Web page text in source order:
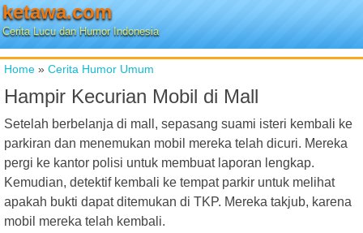
ketawa.com
Cerita Lucu dan Humor Indonesia
Home » Cerita Humor Umum
Hampir Kecurian Mobil di Mall
Setelah berbelanja di mall, sepasang suami isteri kembali ke
parkiran dan menemukan mobil mereka telah dicuri. Mereka
pergi ke kantor polisi untuk membuat laporan lengkap.
Kemudian, detektif kembali ke tempat parkir untuk melihat
apakah bukti dapat ditemukan di TKP. Mereka takjub, karena
mobil mereka telah kembali.